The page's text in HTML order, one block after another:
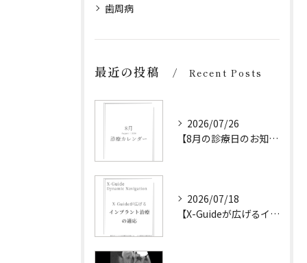
歯周病
最近の投稿 Recent Posts
2026/07/26
【8月の診療日のお知らせ】
2026/07/18
【X-Guideが広げるインプラント治療の可能性】